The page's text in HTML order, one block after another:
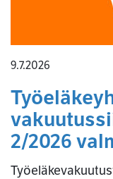
9.7.2026
2/2026